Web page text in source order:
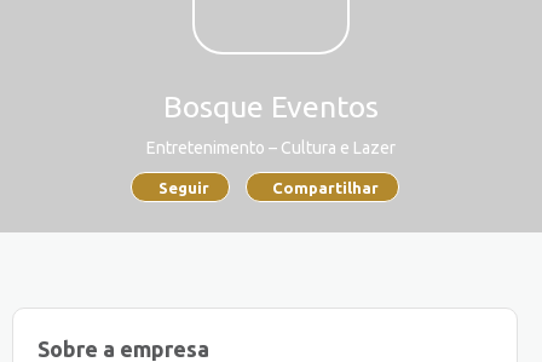
Bosque Eventos
Entretenimento – Cultura e Lazer
Seguir Compartilhar
Sobre a empresa